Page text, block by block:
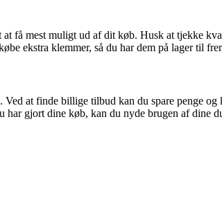
få mest muligt ud af dit køb. Husk at tjekke
ekstra klemmer, så du har dem på lager til
at finde billige tilbud kan du spare penge
gjort dine køb, kan du nyde brugen af dine